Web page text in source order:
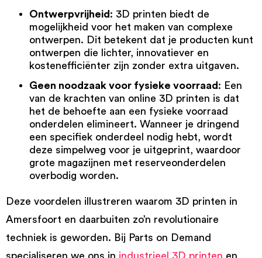
Ontwerpvrijheid : 3D printen biedt de
mogelijkheid voor het maken van complexe
ontwerpen. Dit betekent dat je producten kunt
ontwerpen die lichter, innovatiever en
kostenefficiënter zijn zonder extra uitgaven.
Geen noodzaak voor fysieke voorraad : Een
van de krachten van online 3D printen is dat
het de behoefte aan een fysieke voorraad
onderdelen elimineert. Wanneer je dringend
een specifiek onderdeel nodig hebt, wordt
deze simpelweg voor je uitgeprint, waardoor
grote magazijnen met reserveonderdelen
overbodig worden.
Deze voordelen illustreren waarom 3D printen in
Amersfoort en daarbuiten zo’n revolutionaire
techniek is geworden. Bij Parts on Demand
specialiseren we ons in industrieel 3D printen en